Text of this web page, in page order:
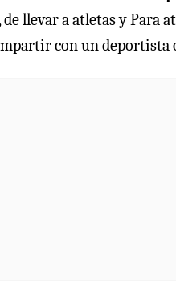
de llevar a atletas y Para
con un deportista